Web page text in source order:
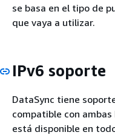
se basa en el tipo de
que vaya a utilizar.
IPv6 soporte
DataSync tiene
compatible con ambas
está disponible en